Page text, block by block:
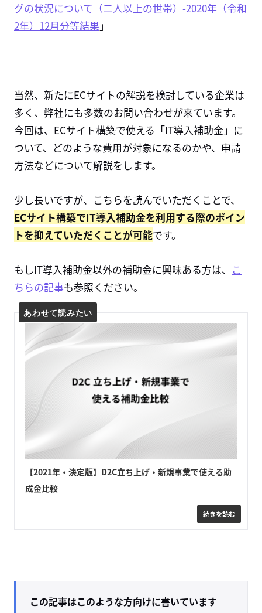
グの状況について（二人以上の世帯）-2020年（令和
2年）12月分等結果 」
当然、新たにECサイトの解説を検討している企業は
多く、弊社にも多数のお問い合わせが来ています。
今回は、ECサイト構築で使える「IT導入補助金」に
ついて、どのような費用が対象になるのかや、申請
方法などについて解説をします。
少し長いですが、こちらを読んでいただくことで、
ECサイト構築でIT導入補助金を利用する際のポイン
トを抑えていただくことが可能です。
もしIT導入補助金以外の補助金に興味ある方は、 こ
ちらの記事も参照ください。
あわせて読みたい
【2021年・決定版】D2C立ち上げ・新規事業で使える助
成金比較
この記事はこのような方向けに書いています